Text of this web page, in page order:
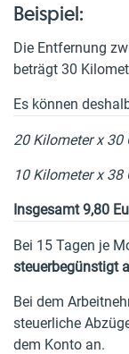
Beispiel:
Die Entfernung
beträgt 30
Es können
20 Kilometer x 30
10 Kilometer x 38
Insgesamt 9,80
Bei 15 Tagen je
steuerbegünstigt
Bei dem
steuerliche
dem Konto an.